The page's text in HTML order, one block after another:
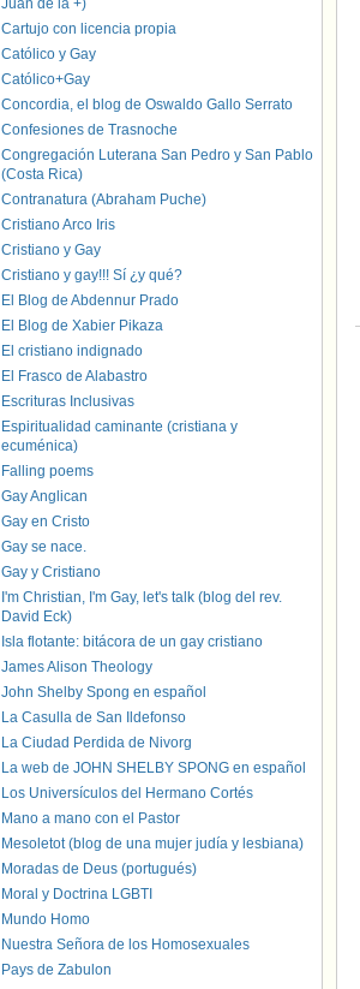
Juan de la +)
Cartujo con licencia propia
Católico y Gay
Católico+Gay
Concordia, el blog de Oswaldo Gallo Serrato
Confesiones de Trasnoche
Congregación Luterana San Pedro y San Pablo
(Costa Rica)
Contranatura (Abraham Puche)
Cristiano Arco Iris
Cristiano y Gay
Cristiano y gay!!! Sí ¿y qué?
El Blog de Abdennur Prado
El Blog de Xabier Pikaza
El cristiano indignado
El Frasco de Alabastro
Escrituras Inclusivas
Espiritualidad caminante (cristiana y
ecuménica)
Falling poems
Gay Anglican
Gay en Cristo
Gay se nace.
Gay y Cristiano
I'm Christian, I'm Gay, let's talk (blog del rev.
David Eck)
Isla flotante: bitácora de un gay cristiano
James Alison Theology
John Shelby Spong en español
La Casulla de San Ildefonso
La Ciudad Perdida de Nivorg
La web de JOHN SHELBY SPONG en español
Los Universículos del Hermano Cortés
Mano a mano con el Pastor
Mesoletot (blog de una mujer judía y lesbiana)
Moradas de Deus (portugués)
Moral y Doctrina LGBTI
Mundo Homo
Nuestra Señora de los Homosexuales
Pays de Zabulon